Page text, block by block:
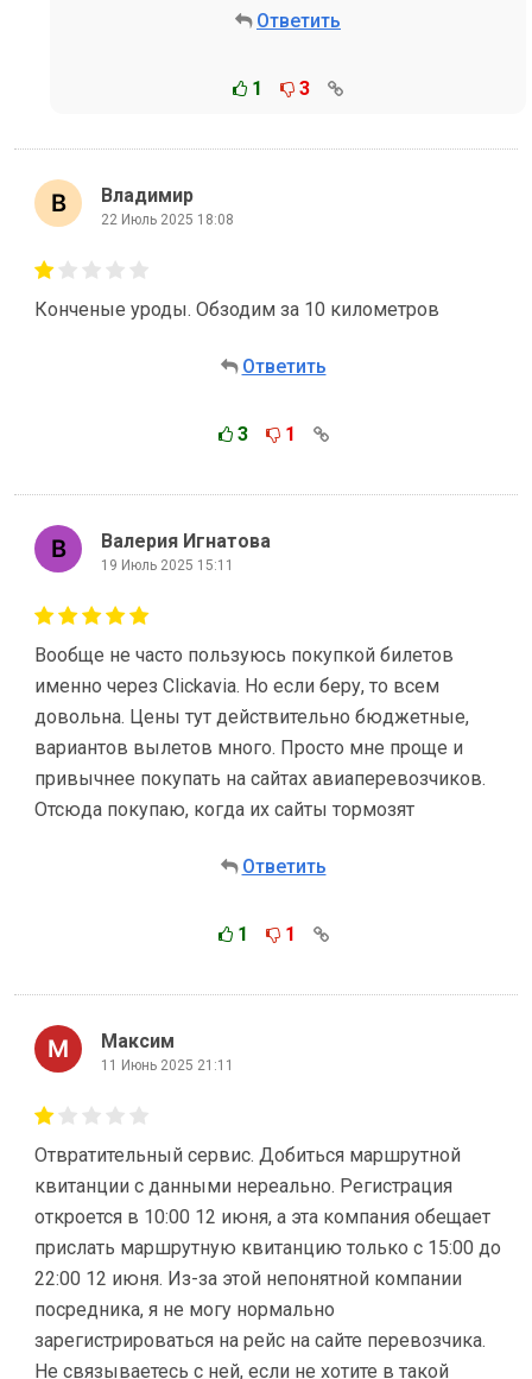
Ответить
1 3
Владимир
22 Июль 2025 18:08
Конченые уроды. Обзодим за 10 километров
Ответить
3 1
Валерия Игнатова
19 Июль 2025 15:11
Вообще не часто пользуюсь покупкой билетов
именно через Clickavia. Но если беру, то всем
довольна. Цены тут действительно бюджетные,
вариантов вылетов много. Просто мне проще и
привычнее покупать на сайтах авиаперевозчиков.
Отсюда покупаю, когда их сайты тормозят
Ответить
1 1
Максим
11 Июнь 2025 21:11
Отвратительный сервис. Добиться маршрутной
квитанции с данными нереально. Регистрация
откроется в 10:00 12 июня, а эта компания обещает
прислать маршрутную квитанцию только с 15:00 до
22:00 12 июня. Из-за этой непонятной компании
посредника, я не могу нормально
зарегистрироваться на рейс на сайте перевозчика.
Не связываетесь с ней, если не хотите в такой